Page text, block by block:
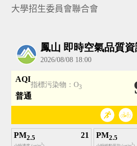
大學招生委員會聯合會